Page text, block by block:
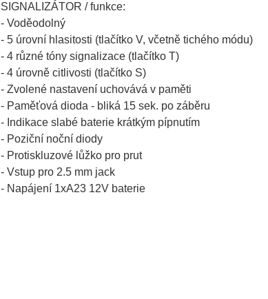
SIGNALIZÁTOR / funkce:
- Voděodolný
- 5 úrovní hlasitosti (tlačítko V, včetně tichého módu)
- 4 různé tóny signalizace (tlačítko T)
- 4 úrovně citlivosti (tlačítko S)
- Zvolené nastavení uchovává v paměti
- Paměťová dioda - bliká 15 sek. po záběru
- Indikace slabé baterie krátkým pípnutím
- Poziční noční diody
- Protiskluzové lůžko pro prut
- Vstup pro 2.5 mm jack
- Napájení 1xA23 12V baterie